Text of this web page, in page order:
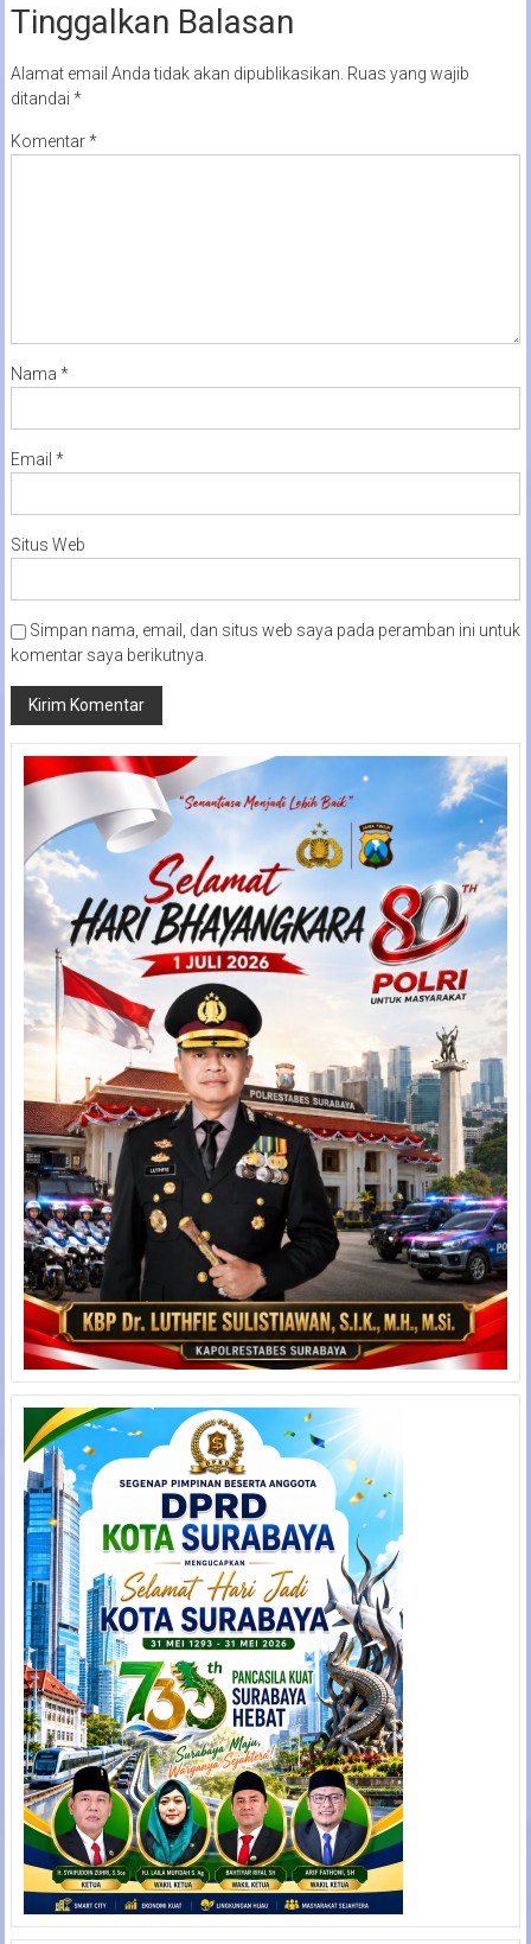
Tinggalkan Balasan
Alamat email Anda tidak akan dipublikasikan. Ruas yang wajib
ditandai *
Komentar*
Nama *
Email *
Situs Web
Simpan nama, email, dan situs web saya pada peramban ini untuk
komentar saya berikutnya.